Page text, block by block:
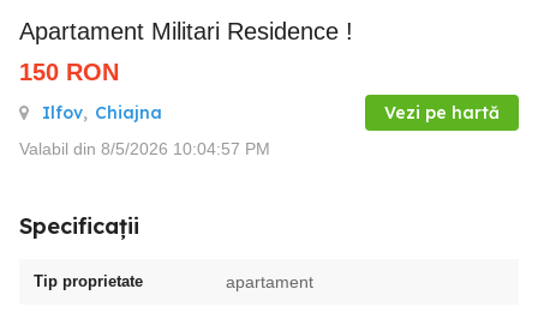
Apartament Militari Residence !
150 RON
Ilfov, Chiajna Vezi pe hartă
Valabil din 8/5/2026 10:04:57 PM
Specificații
Tip proprietate apartament